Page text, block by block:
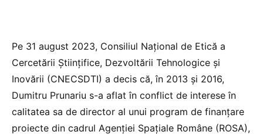
Pe 31 august 2023, Consiliul Naţional de Etică a
Cercetării Ştiinţifice, Dezvoltării Tehnologice şi
Inovării (CNECSDTI) a decis că, în 2013 și 2016,
Dumitru Prunariu s-a aflat în conflict de interese în
calitatea sa de director al unui program de finanțare
proiecte din cadrul Agenției Spațiale Române (ROSA),